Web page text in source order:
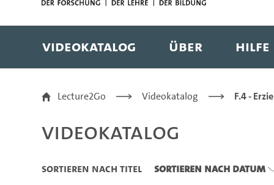
Videokatalog Über Hilfe
Videokatalog
Lecture2Go Videokatalog F.4 -
Videokatalog
Sortieren nach Titel Sortieren nach Datum